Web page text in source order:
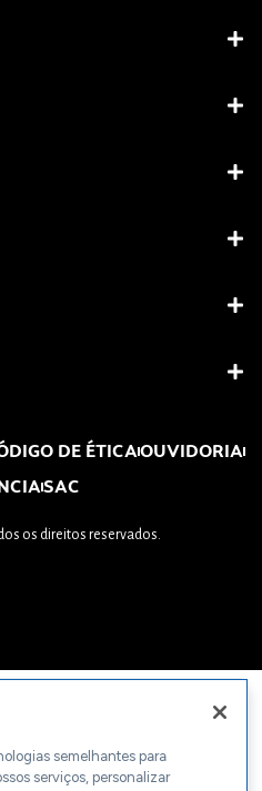
DE ÉTICAOUVIDORIA
SAC
os direitos reservados.
semelhantes para
serviços, personalizar